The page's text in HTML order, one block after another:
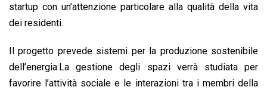
startup con un’attenzione particolare alla qualità della vita
dei residenti.
Il progetto prevede sistemi per la produzione sostenibile
dell’energia.La gestione degli spazi verrà studiata per
favorire l’attività sociale e le interazioni tra i membri della